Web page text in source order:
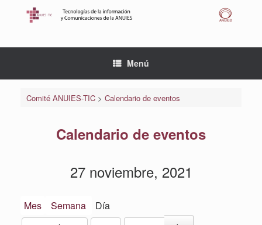
Menú
Comité ANUIES-TIC> Calendario de eventos
Calendario de eventos
27 noviembre, 2021
Mes Semana Día